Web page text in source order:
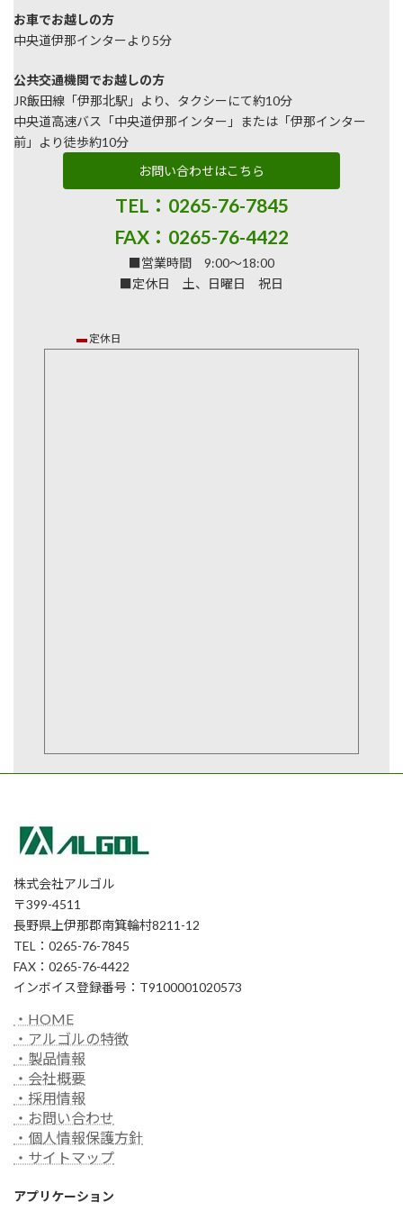
お車でお越しの方
中央道伊那インターより5分
公共交通機関でお越しの方
JR飯田線「伊那北駅」より、タクシーにて約10分
中央道高速バス「中央道伊那インター」または「伊那インター
前」より徒歩約10分
お問い合わせはこちら
TEL：0265-76-7845
FAX：0265-76-4422
■営業時間 9:00～18:00
■定休日 土、日曜日 祝日
▬ 定休日
株式会社アルゴル
〒399-4511
長野県上伊那郡南箕輪村8211-12
TEL：0265-76-7845
FAX：0265-76-4422
インボイス登録番号：T9100001020573
・HOME
・アルゴルの特徴
・製品情報
・会社概要
・採用情報
・お問い合わせ
・個人情報保護方針
・サイトマップ
アプリケーション